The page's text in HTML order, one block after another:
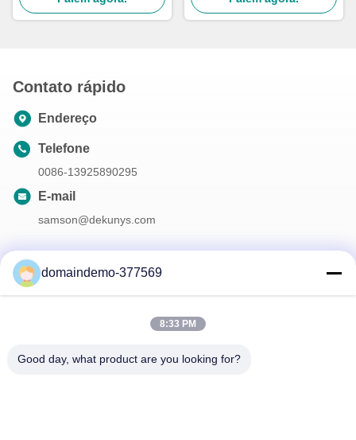
Correio Chá
Contato rápido
Endereço
Telefone
0086-13925890295
E-mail
samson@dekunys.com
A nossa newsletter
domaindemo-377569
8:33 PM
Good day, what product are you looking for?